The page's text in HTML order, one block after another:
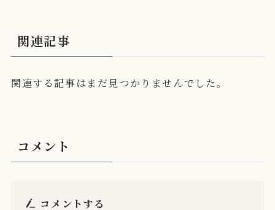
関連記事
関連する記事はまだ見つかりませんでした。
コメント
コメントする